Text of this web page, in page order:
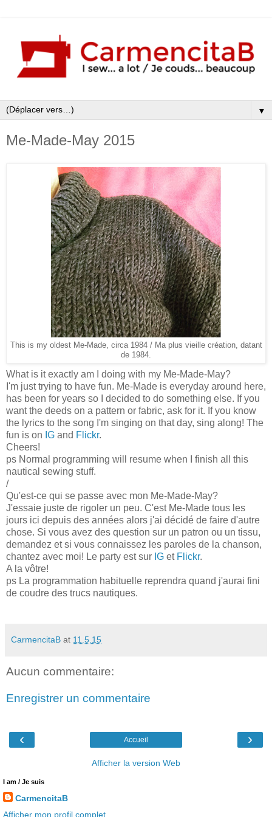
▼
Me-Made-May 2015
This is my oldest Me-Made, circa 1984 / Ma plus vieille création, datant
de 1984.
What is it exactly am I doing with my Me-Made-May?
I'm just trying to have fun. Me-Made is everyday around here,
has been for years so I decided to do something else. If you
want the deeds on a pattern or fabric, ask for it. If you know
the lyrics to the song I'm singing on that day, sing along! The
fun is on IG and Flickr.
Cheers!
ps Normal programming will resume when I finish all this
nautical sewing stuff.
/
Qu'est-ce qui se passe avec mon Me-Made-May?
J'essaie juste de rigoler un peu. C'est Me-Made tous les
jours ici depuis des années alors j'ai décidé de faire d'autre
chose. Si vous avez des question sur un patron ou un tissu,
demandez et si vous connaissez les paroles de la chanson,
chantez avec moi! Le party est sur IG et Flickr.
A la vôtre!
ps La programmation habituelle reprendra quand j'aurai fini
de coudre des trucs nautiques.
CarmencitaB at 11.5.15
Aucun commentaire:
Enregistrer un commentaire
‹ ›
Accueil
Afficher la version Web
I am / Je suis
CarmencitaB
Afficher mon profil complet